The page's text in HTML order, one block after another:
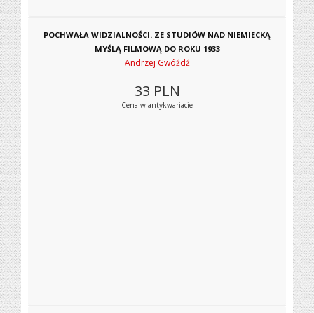
POCHWAŁA WIDZIALNOŚCI. ZE STUDIÓW NAD NIEMIECKĄ
MYŚLĄ FILMOWĄ DO ROKU 1933
Andrzej Gwóźdź
33 PLN
Cena w antykwariacie